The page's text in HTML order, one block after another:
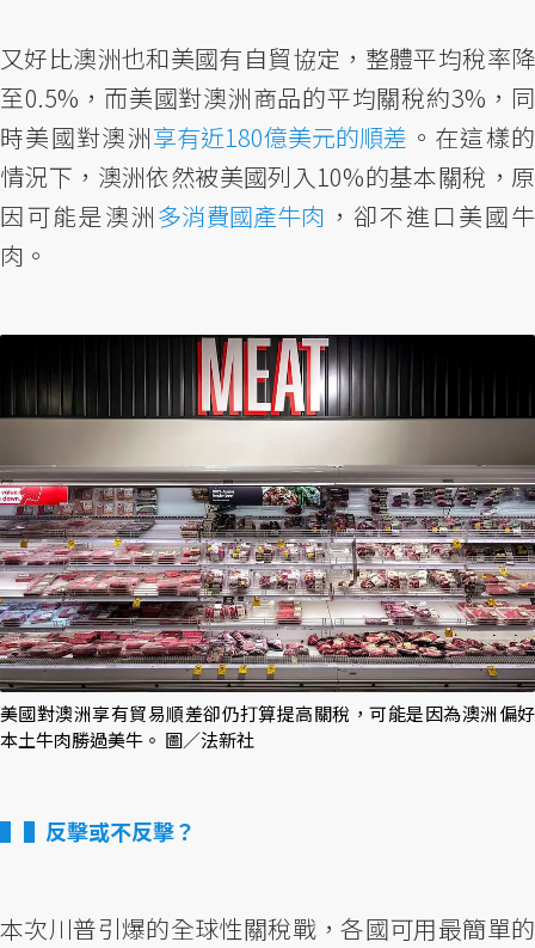
又好比澳洲也和美國有自貿協定，整體平均稅率降
至0.5%，而美國對澳洲商品的平均關稅約3%，同
時美國對澳洲享有近180億美元的順差 。在這樣的
情況下，澳洲依然被美國列入10%的基本關稅，原
因可能是澳洲多消費國產牛肉 ，卻不進口美國牛
肉。
美國對澳洲享有貿易順差卻仍打算提高關稅，可能是因為澳洲偏好
本土牛肉勝過美牛。 圖／法新社
▌反擊或不反擊？
本次川普引爆的全球性關稅戰，各國可用最簡單的